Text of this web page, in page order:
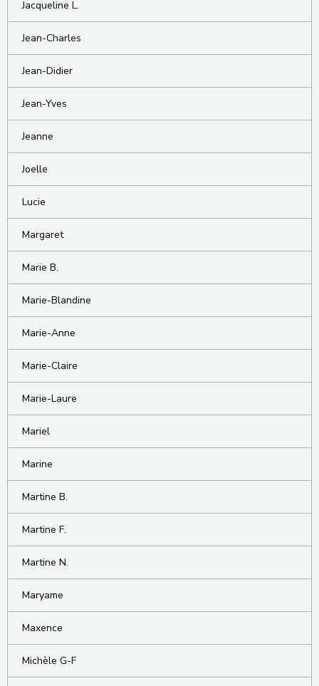
Jacqueline L.
Jean-Charles
Jean-Didier
Jean-Yves
Jeanne
Joelle
Lucie
Margaret
Marie B.
Marie-Blandine
Marie-Anne
Marie-Claire
Marie-Laure
Mariel
Marine
Martine B.
Martine F.
Martine N.
Maryame
Maxence
Michèle G-F